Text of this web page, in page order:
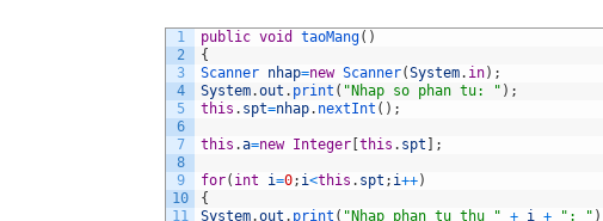
1
2
3
4
5
6
7
8
9
10
11
public void taoMang( )
{
Scanner nhap=new Scanner(System. in) ;
System.out . print ( "Nhap so phan tu: " ) ;
this . spt=nhap. nextInt ( ) ;
this .a=new Integer this . spt ;
for( int i=0; i<this . spt ; i++)
{
System.out . print ( "Nhap phan tu thu " + i + ": " )